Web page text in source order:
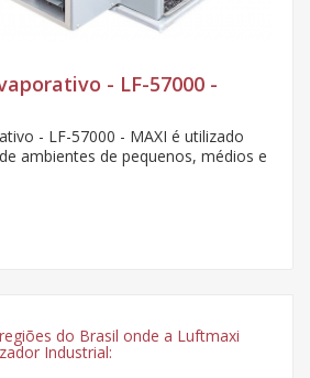
- LF-57000 -
- LF-57000 - MAXI é utilizado
ambientes de pequenos, médios e
do Brasil onde a Luftmaxi
Industrial: